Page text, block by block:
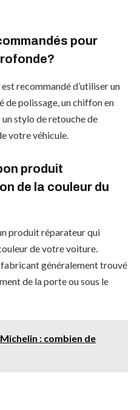
pour
recommandé d’utiliser un
de polissage, un chiffon en
stylo de retouche de
votre véhicule.
produit
de la couleur du
produit réparateur qui
de votre voiture.
généralement trouvé
de la porte ou sous le
: combien de